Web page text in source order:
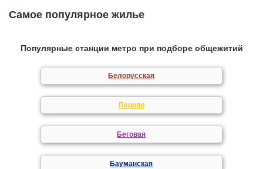
Самое популярное жилье
Популярные станции метро при подборе общежитий
Белорусская
Перово
Беговая
Бауманская